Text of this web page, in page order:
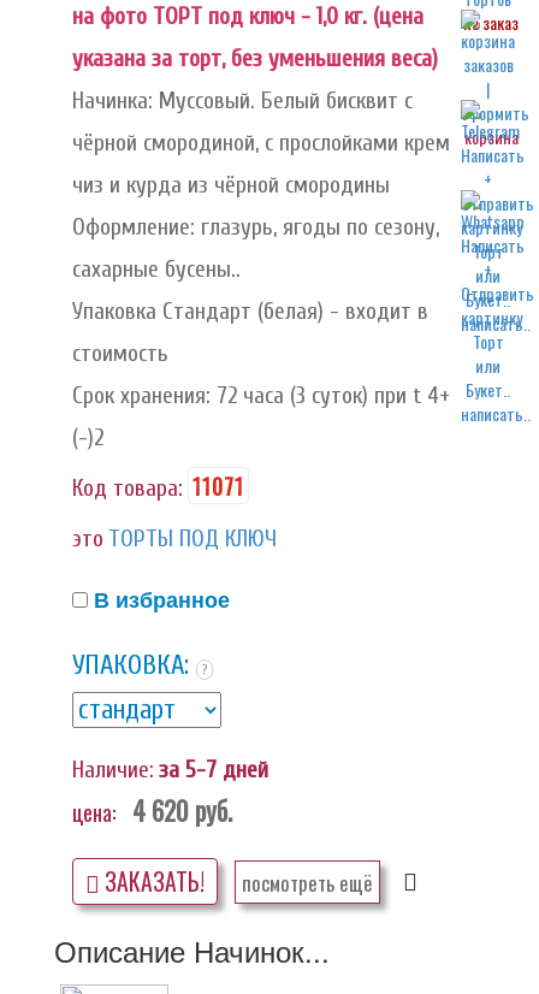
на заказ
корзина
написать..
написать..
на фото ТОРТ под ключ - 1,0 кг. (цена
указана за торт, без уменьшения веса)
Начинка: Муссовый. Белый бисквит с
чёрной смородиной, с прослойками крем
чиз и курда из чёрной смородины
Оформление: глазурь, ягоды по сезону,
сахарные бусены..
Упаковка Стандарт (белая) - входит в
стоимость
Срок хранения: 72 часа (3 суток) при t 4+
(-)2
Код товара: 11071
это ТОРТЫ ПОД КЛЮЧ
В избранное
УПАКОВКА: ?
Наличие: за 5-7 дней
цена: 4 620руб.
ЗАКАЗАТЬ! посмотреть ещё
Описание Начинок...